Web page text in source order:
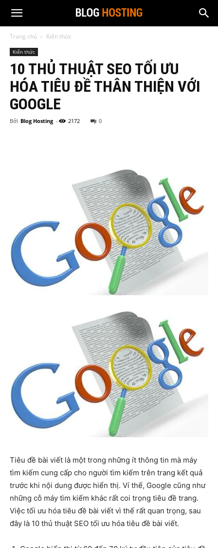
Trang chủ Kiến thức
Kiến thức
10 THỦ THUẬT SEO TỐI ƯU
HÓA TIÊU ĐỀ THÂN THIỆN VỚI
GOOGLE
Bởi Blog Hosting - 2172 0
Tiêu đề bài viết là một trong những ít thông tin mà máy
tìm kiếm cung cấp cho người tìm kiếm trên trang kết quả
trước khi nội dung được hiển thị. Ví thế, Google cũng như
những cỗ máy tìm kiếm khác rất coi trọng tiêu đề trang.
Việc tối ưu hóa tiêu đề bài viết vì thế rất quan trọng, sau
đây là 10 thủ thuật SEO tối ưu hóa tiêu đề bài viết.